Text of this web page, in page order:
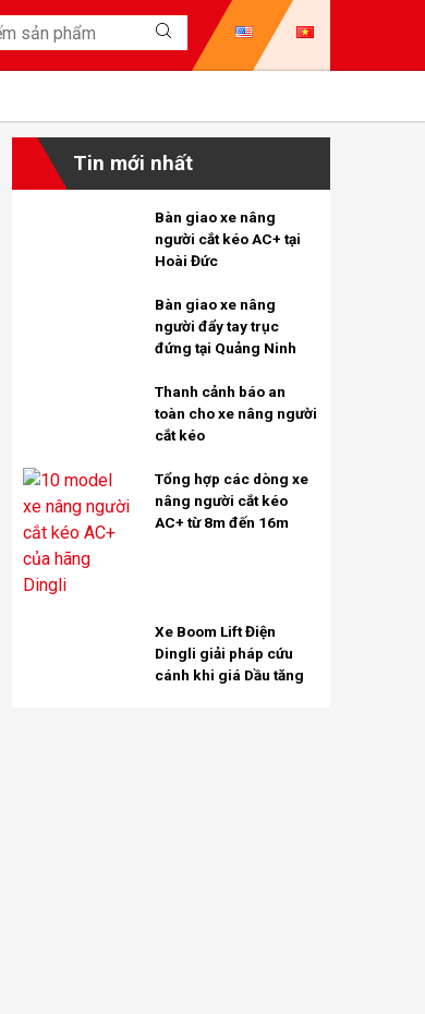
Tin mới nhất
Bàn giao xe nâng
người cắt kéo AC+ tại
Hoài Đức
Bàn giao xe nâng
người đẩy tay trục
đứng tại Quảng Ninh
Thanh cảnh báo an
toàn cho xe nâng người
cắt kéo
Tổng hợp các dòng xe
nâng người cắt kéo
AC+ từ 8m đến 16m
Xe Boom Lift Điện
Dingli giải pháp cứu
cánh khi giá Dầu tăng